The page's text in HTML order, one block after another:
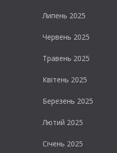
Липень 2025
Червень 2025
Травень 2025
Квітень 2025
Березень 2025
Лютий 2025
Січень 2025